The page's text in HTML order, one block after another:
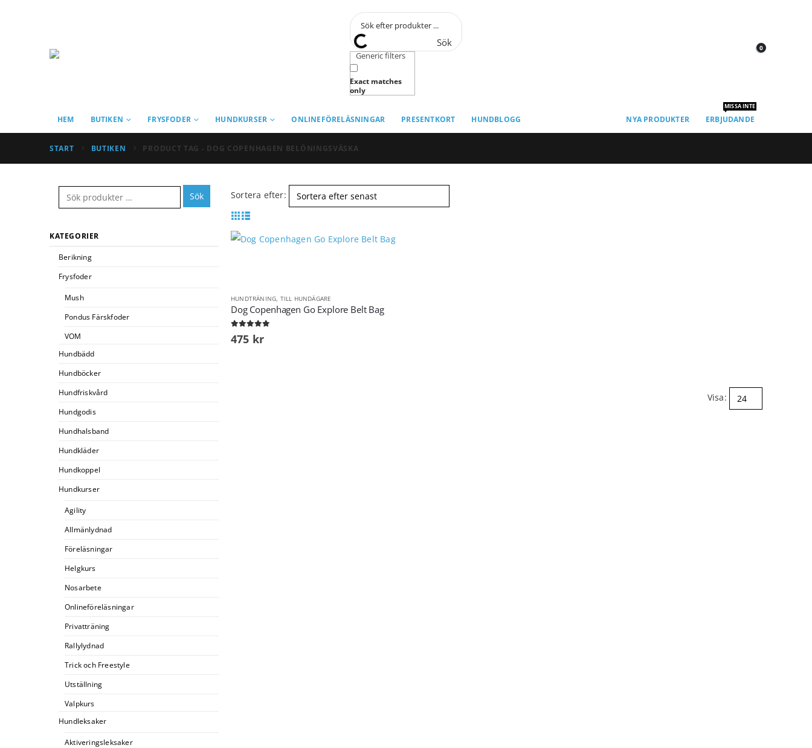
Sök
Generic filters
Exact matches
only
0
HEM BUTIKEN FRYSFODER HUNDKURSER ONLINEFÖRELÄSNINGAR PRESENTKORT HUNDBLOGG NYA PRODUKTER ERBJUDANDE
MISSA INTE
START BUTIKEN PRODUCT TAG - DOG COPENHAGEN BELÖNINGSVÄSKA
Sortera efter:
HUNDTRÄNING, TILL HUNDÄGARE
Dog Copenhagen Go Explore Belt Bag
out of 5
475 kr
Visa:
Sök
KATEGORIER
Berikning
Frysfoder
Mush
Pondus Färskfoder
VOM
Hundbädd
Hundböcker
Hundfriskvård
Hundgodis
Hundhalsband
Hundkläder
Hundkoppel
Hundkurser
Agility
Allmänlydnad
Föreläsningar
Helgkurs
Nosarbete
Onlineföreläsningar
Privatträning
Rallylydnad
Trick och Freestyle
Utställning
Valpkurs
Hundleksaker
Aktiveringsleksaker